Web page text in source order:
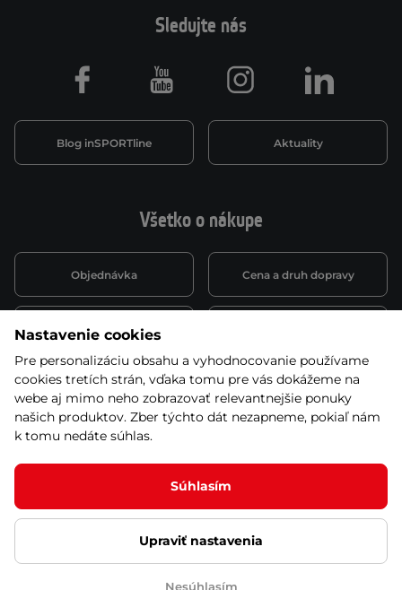
Všetko o nákupe
Objednávka Cena a druh dopravy
Spôsob platby
Montáž a servis Reklamácie a záruka
Kariéra
Sledujte nás
Blog inSPORTline Aktuality
Facebook Youtube Instagram LinkedIn
© 2026 Stores inSPORTline SK, s.r.o. Všetky práva vyhradené
Ochrana osobných údajov Nastavenie cookies
Nastavenie cookies
Pre personalizáciu obsahu a vyhodnocovanie používame
cookies tretích strán, vďaka tomu pre vás dokážeme na
webe aj mimo neho zobrazovať relevantnejšie ponuky
našich produktov. Zber týchto dát nezapneme, pokiaľ nám
k tomu nedáte súhlas.
Súhlasím
Upraviť nastavenia
Nesúhlasím